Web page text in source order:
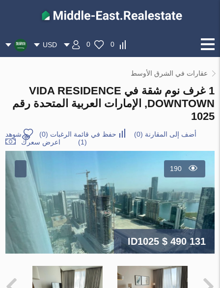
0
0
USD
عقارات في الشرق الأوسط
1 غرف نوم شقة في VIDA RESIDENCE
DOWNTOWN, الإمارات العربية المتحدة رقم
1025
أضف إلى المقارنة (
0
) حفظ في قائمة الرغبات (
0
)
شوهد
(1)
اعرض سعرك
190
ID1025$ 490 131